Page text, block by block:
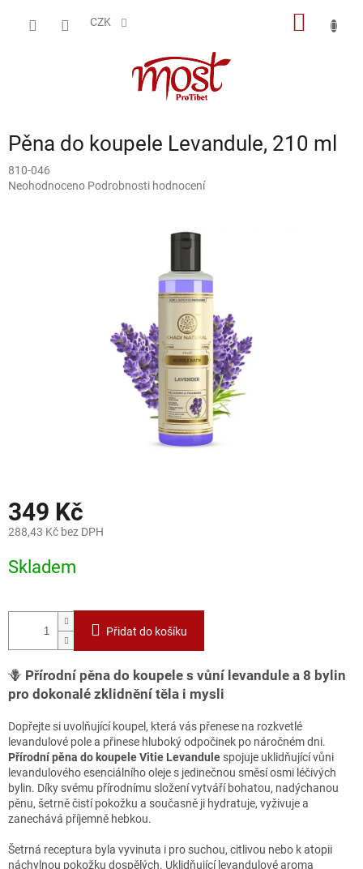
CZK
Pěna do koupele Levandule, 210 ml
810-046
Průměrné
Neohodnoceno Podrobnosti hodnocení
349 Kč
288,43 Kč bez DPH
cena:
Skladem
Přidat do košíku
🪻 Přírodní pěna do koupele s vůní levandule a 8 bylin
pro dokonalé zklidnění těla i mysli
Dopřejte si uvolňující koupel, která vás přenese na rozkvetlé
levandulové pole a přinese hluboký odpočinek po náročném dni.
Přírodní pěna do koupele Vitie Levandule spojuje uklidňující vůni
levandulového esenciálního oleje s jedinečnou směsí osmi léčivých
bylin. Díky svému přírodnímu složení vytváří bohatou, nadýchanou
pěnu, šetrně čistí pokožku a současně ji hydratuje, vyživuje a
zanechává příjemně hebkou.
Šetrná receptura byla vyvinuta i pro suchou, citlivou nebo k atopii
náchylnou pokožku dospělých. Uklidňující levandulové aroma